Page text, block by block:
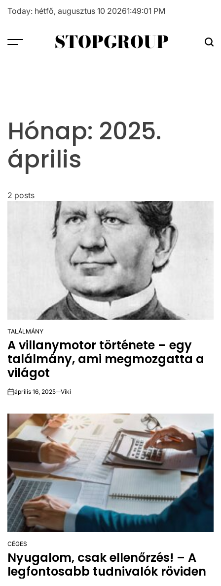
Skip
Today: hétfő, augusztus 10 20261:49:01 PM
STOPGROUP
Hónap: 2025.
április
2 posts
POSTED
IN
TALÁLMÁNY
A villanymotor története – egy
találmány, ami megmozgatta a
világot
onáprilis 16, 2025 Viki
POSTED
IN
CÉGES
Nyugalom, csak ellenőrzés! – A
legfontosabb tudnivalók röviden